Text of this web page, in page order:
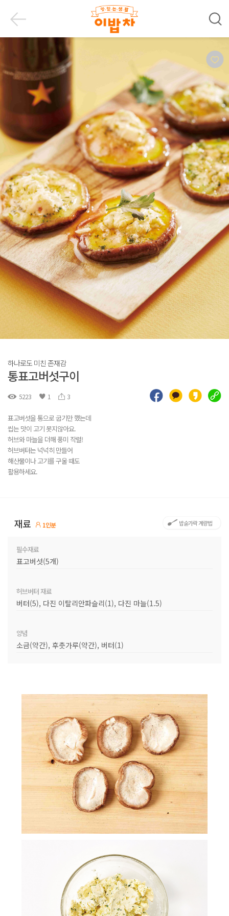
하나로도 미친 존재감
통표고버섯구이
5223 1 3
표고버섯을 통으로 굽기만 했는데
씹는 맛이 고기 못지않아요.
허브와 마늘을 더해 풍미 작렬!
허브버터는 넉넉히 만들어
해산물이나 고기를 구울 때도
활용하세요.
재료 1인분 밥숟가락 계량법
필수재료
표고버섯(5개)
허브버터 재료
버터(5), 다진 이탈리안파슬리(1), 다진 마늘(1.5)
양념
소금(약간), 후춧가루(약간), 버터(1)